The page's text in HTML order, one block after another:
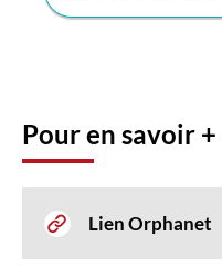
Pour en savoir +
Lien Orphanet